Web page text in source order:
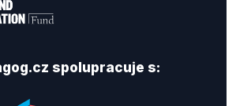
spolupracuje s: